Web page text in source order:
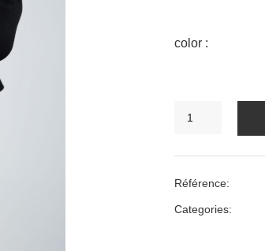
color :
EN
LAINE
Référence:
Categories: